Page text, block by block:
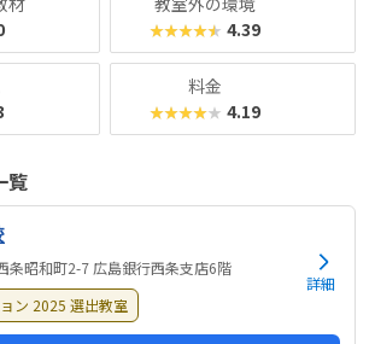
★★★★★ 4.39
料金
★★★★★ 4.19
覧
条昭和町2-7 広島銀行西条支店6階
ン 2025 選出教室
詳細